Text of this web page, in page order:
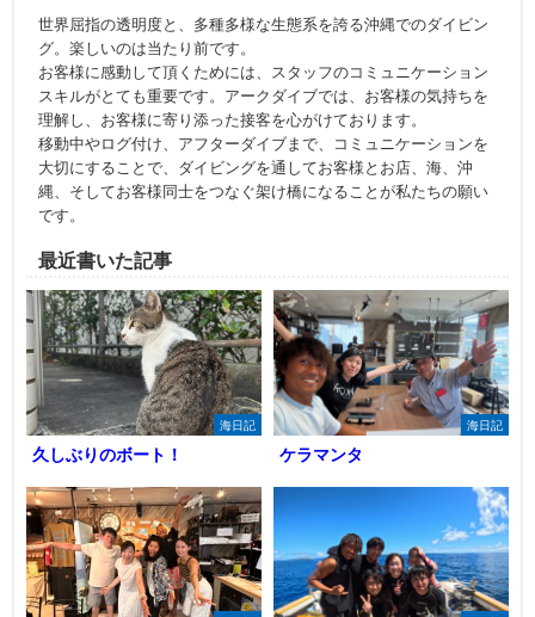
世界屈指の透明度と、多種多様な生態系を誇る沖縄でのダイビン
グ。楽しいのは当たり前です。
お客様に感動して頂くためには、スタッフのコミュニケーション
スキルがとても重要です。アークダイブでは、お客様の気持ちを
理解し、お客様に寄り添った接客を心がけております。
移動中やログ付け、アフターダイブまで、コミュニケーションを
大切にすることで、ダイビングを通してお客様とお店、海、沖
縄、そしてお客様同士をつなぐ架け橋になることが私たちの願い
です。
最近書いた記事
海日記
久しぶりのボート！
海日記
ケラマンタ